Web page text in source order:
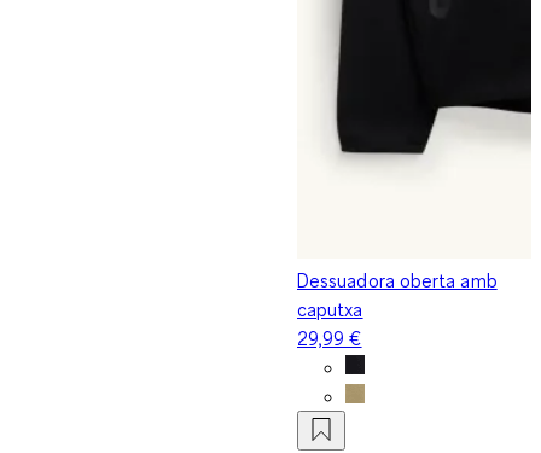
Dessuadora oberta amb
caputxa
29,99 €